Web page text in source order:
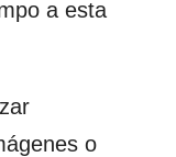
a esta
o